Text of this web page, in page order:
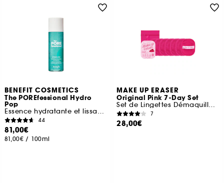
BENEFIT COSMETICS
The POREfessional Hydro
Pop
Essence hydratante et lissante pour les pores
44
81,00€
81,00€ / 100ml
MAKE UP ERASER
Original Pink 7-Day Set
Set de Lingettes Démaquillantes Réutilisables
7
28,00€